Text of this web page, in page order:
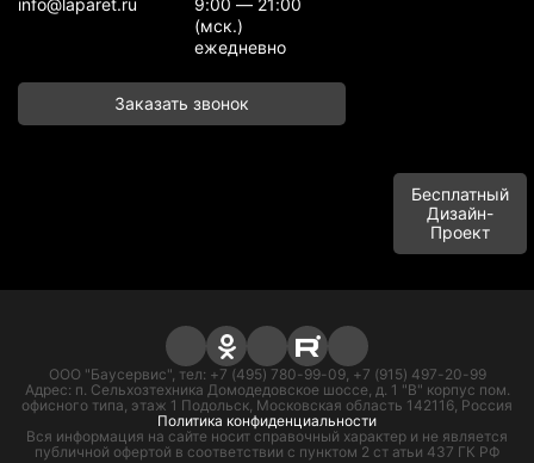
info@laparet.ru
9:00 — 21:00
(мск.)
ежедневно
Заказать звонок
Бесплатный
Дизайн-
Проект
ООО "Баусервис", тел: +7 (495) 780-99-09, +7 (915) 497-20-99
Адрес: п. Сельхозтехника Домодедовское шоссе, д. 1 "В" корпус пом.
офисного типа, этаж 1 Подольск, Московская область 142116, Россия
Политика конфиденциальности
Вся информация на сайте носит справочный характер и не является
публичной офертой в соответствии с пунктом 2 ст атьи 437 ГК РФ